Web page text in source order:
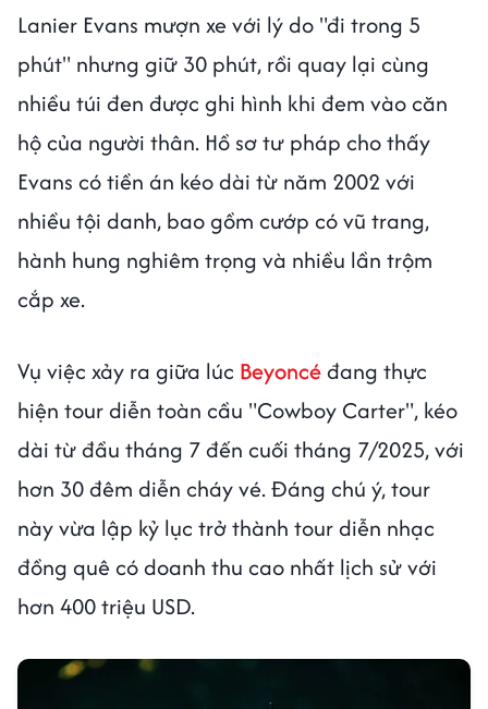
Lanier Evans mượn xe với lý do "đi trong 5
phút" nhưng giữ 30 phút, rồi quay lại cùng
nhiều túi đen được ghi hình khi đem vào căn
hộ của người thân. Hồ sơ tư pháp cho thấy
Evans có tiền án kéo dài từ năm 2002 với
nhiều tội danh, bao gồm cướp có vũ trang,
hành hung nghiêm trọng và nhiều lần trộm
cắp xe.
Vụ việc xảy ra giữa lúc Beyoncéđang thực
hiện tour diễn toàn cầu "Cowboy Carter", kéo
dài từ đầu tháng 7 đến cuối tháng 7/2025, với
hơn 30 đêm diễn cháy vé. Đáng chú ý, tour
này vừa lập kỷ lục trở thành tour diễn nhạc
đồng quê có doanh thu cao nhất lịch sử với
hơn 400 triệu USD.